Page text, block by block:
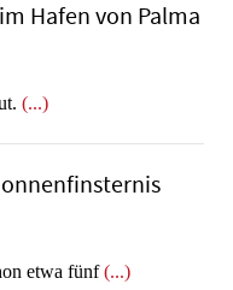
Hafen von Palma
(...)
etwa fünf(...)